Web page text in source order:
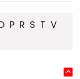
P R S T V